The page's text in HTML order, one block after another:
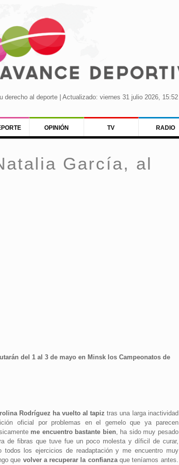
derecho al deporte | Actualizado: viernes 31 julio 2026, 15:52
OPINIÓN TV RADIO
García, al
del 1 al 3 de mayo en Minsk los Campeonatos de
Rodríguez ha vuelto al tapiz tras una larga inactividad
oficial por problemas en el gemelo que ya parecen
me encuentro bastante bien, ha sido muy pesado
de fibras que tuve fue un poco molesta y díficil de curar,
todos los ejercicios de readaptación y me encuentro muy
que volver a recuperar la confianzaque teníamos antes.